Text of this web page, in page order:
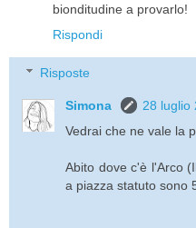
bionditudine a provarlo!
Rispondi
Risposte
Simona
28 luglio
Vedrai che ne vale la
Abito dove c'è l'Arco
a piazza statuto sono